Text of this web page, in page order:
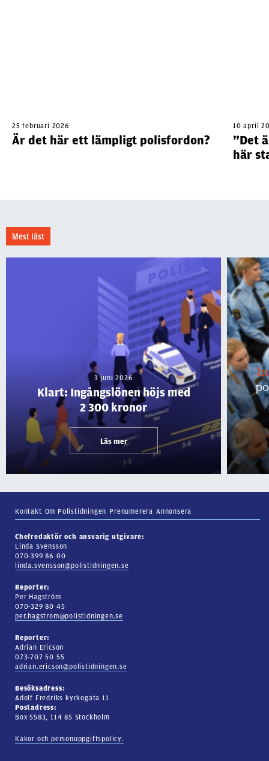
25 februari 2026
Är det här ett lämpligt polisfordon?
10 april
”Det
här
Mest läst
3 juni 2026
Klart: Ingångslönen höjs med
2 300 kronor
Läs mer
Kontakt Om Polistidningen Prenumerera Annonsera
Chefredaktör och ansvarig utgivare:
Linda Svensson
070-399 86 00
linda.svensson@polistidningen.se
Reporter:
Per Hagström
070-329 80 45
per.hagstrom@polistidningen.se
Reporter:
Adrian Ericson
073-707 50 55
adrian.ericson@polistidningen.se
Besöksadress:
Adolf Fredriks kyrkogata 11
Postadress:
Box 5583, 114 85 Stockholm
Kakor och personuppgiftspolicy.